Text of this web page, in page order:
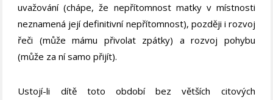
uvažování (chápe, že nepřítomnost matky v místnosti
neznamená její definitivní nepřítomnost), později i rozvoj
řeči (může mámu přivolat zpátky) a rozvoj pohybu
(může za ní samo přijít).
Ustojí-li dítě toto období bez větších citových